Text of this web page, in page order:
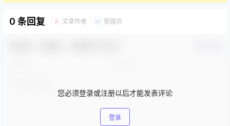
0 条回复 A 文章作者 M 管理员
您必须登录或注册以后才能发表评论
登录